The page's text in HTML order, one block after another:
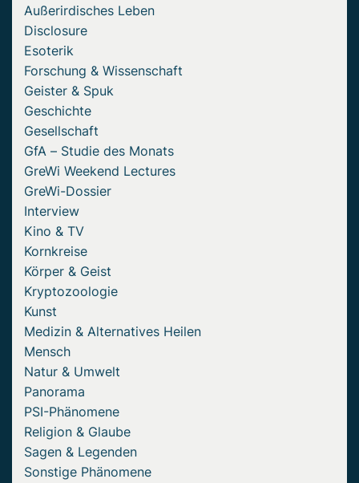
Außerirdisches Leben
Disclosure
Esoterik
Forschung & Wissenschaft
Geister & Spuk
Geschichte
Gesellschaft
GfA – Studie des Monats
GreWi Weekend Lectures
GreWi-Dossier
Interview
Kino & TV
Kornkreise
Körper & Geist
Kryptozoologie
Kunst
Medizin & Alternatives Heilen
Mensch
Natur & Umwelt
Panorama
PSI-Phänomene
Religion & Glaube
Sagen & Legenden
Sonstige Phänomene